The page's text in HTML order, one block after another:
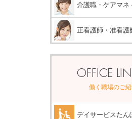
介護職・ケアマネ
正看護師・准看護
OFFICE
働く職場のご
デイサービスたん